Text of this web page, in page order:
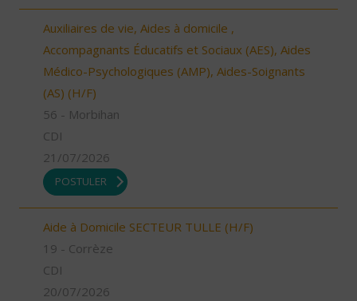
Auxiliaires de vie, Aides à domicile ,
Accompagnants Éducatifs et Sociaux (AES), Aides
Médico-Psychologiques (AMP), Aides-Soignants
(AS) (H/F)
56 - Morbihan
CDI
21/07/2026
POSTULER
Aide à Domicile SECTEUR TULLE (H/F)
19 - Corrèze
CDI
20/07/2026